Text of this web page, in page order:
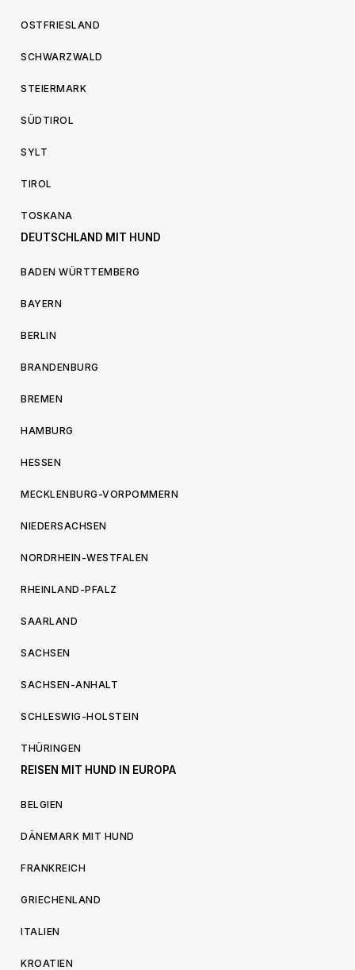
OSTFRIESLAND
SCHWARZWALD
STEIERMARK
SÜDTIROL
SYLT
TIROL
TOSKANA
DEUTSCHLAND MIT HUND
BADEN WÜRTTEMBERG
BAYERN
BERLIN
BRANDENBURG
BREMEN
HAMBURG
HESSEN
MECKLENBURG-VORPOMMERN
NIEDERSACHSEN
NORDRHEIN-WESTFALEN
RHEINLAND-PFALZ
SAARLAND
SACHSEN
SACHSEN-ANHALT
SCHLESWIG-HOLSTEIN
THÜRINGEN
REISEN MIT HUND IN EUROPA
BELGIEN
DÄNEMARK MIT HUND
FRANKREICH
GRIECHENLAND
ITALIEN
KROATIEN